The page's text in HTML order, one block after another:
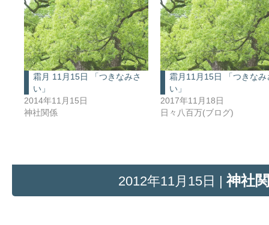
霜月 11月15日 「つきなみさ
い」
2014年11月15日
神社関係
霜月11月15日 「つきなみ
い」
2017年11月18日
日々八百万(ブログ)
2012年11月15日 |神社